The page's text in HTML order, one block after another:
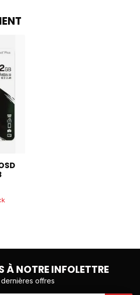
NOTRE INFOLETTRE
offres